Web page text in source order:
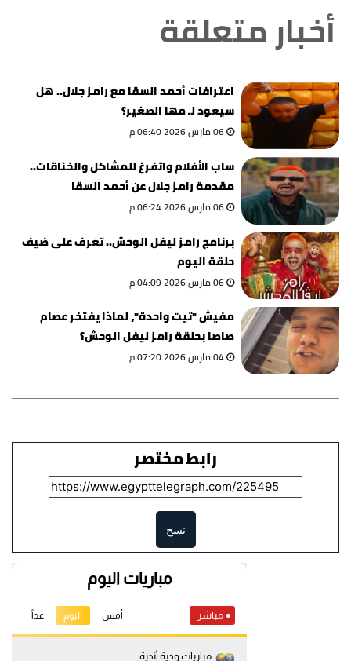
أخبار متعلقة
اعترافات أحمد السقا مع رامز جلال.. هل
سيعود لـ مها الصغير؟
06 مارس 2026 06:40 م
ساب الأفلام واتفرغ للمشاكل والخناقات..
مقدمة رامز جلال عن أحمد السقا
06 مارس 2026 06:24 م
برنامج رامز ليفل الوحش.. تعرف على ضيف
حلقة اليوم
06 مارس 2026 04:09 م
مفيش "تيت واحدة"، لماذا يفتخر عصام
صاصا بحلقة رامز ليفل الوحش؟
04 مارس 2026 07:20 م
رابط مختصر
نسخ